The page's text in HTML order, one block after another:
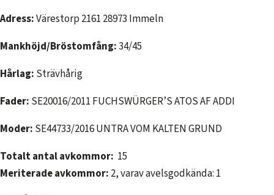
Adress:Värestorp 2161 28973 Immeln
Mankhöjd/Bröstomfång:34/45
Hårlag: Strävhårig
Fader: SE20016/2011 FUCHSWÜRGER’S ATOS AF ADDI
Moder: SE44733/2016 UNTRA VOM KALTEN GRUND
Totalt antal avkommor: 15
Meriterade avkommor: 2, varav avelsgodkända: 1